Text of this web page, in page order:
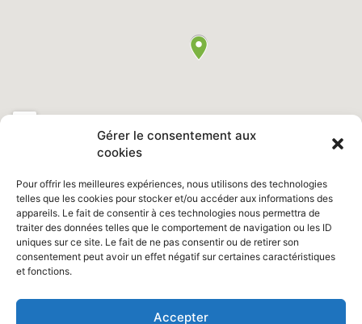
Gérer le consentement aux
cookies
Pour offrir les meilleures expériences, nous utilisons des technologies
telles que les cookies pour stocker et/ou accéder aux informations des
appareils. Le fait de consentir à ces technologies nous permettra de
traiter des données telles que le comportement de navigation ou les ID
uniques sur ce site. Le fait de ne pas consentir ou de retirer son
consentement peut avoir un effet négatif sur certaines caractéristiques
et fonctions.
Accepter
Retrouvez nous sur Facebook " Ville de Saint Clair du Rhône
Site réalisé par :www.pointedazur.comPhotos : Vincent Bruzzese /
Freepik